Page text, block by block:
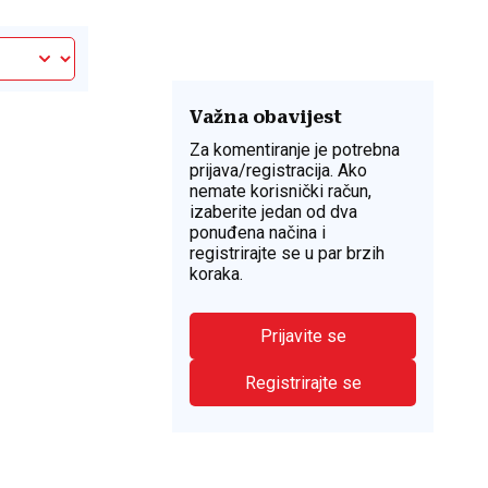
Važna obavijest
Za komentiranje je potrebna
prijava/registracija. Ako
nemate korisnički račun,
izaberite jedan od dva
ponuđena načina i
registrirajte se u par brzih
koraka.
Prijavite se
Registrirajte se